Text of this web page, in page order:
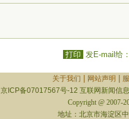
打印 发E-mail给
关于我们 网站声明
京ICP备07017567号-12 互联网新闻信
Copyright @ 2007-
地址：北京市海淀区